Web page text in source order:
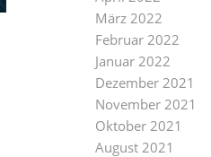
März 2022
Februar 2022
Januar 2022
Dezember 2021
November 2021
Oktober 2021
August 2021